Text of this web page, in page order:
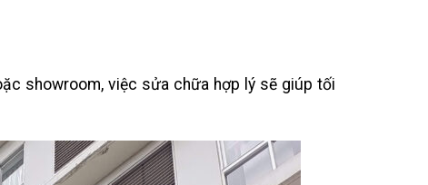
showroom, việc sửa chữa hợp lý sẽ giúp tối